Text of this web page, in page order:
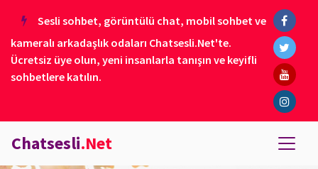
Sesli sohbet, görüntülü chat, mobil sohbet ve
kameralı arkadaşlık odaları Chatsesli.Net'te.
Ücretsiz üye olun, yeni insanlarla tanışın ve keyifli
sohbetlere katılın.
Chatsesli.Net